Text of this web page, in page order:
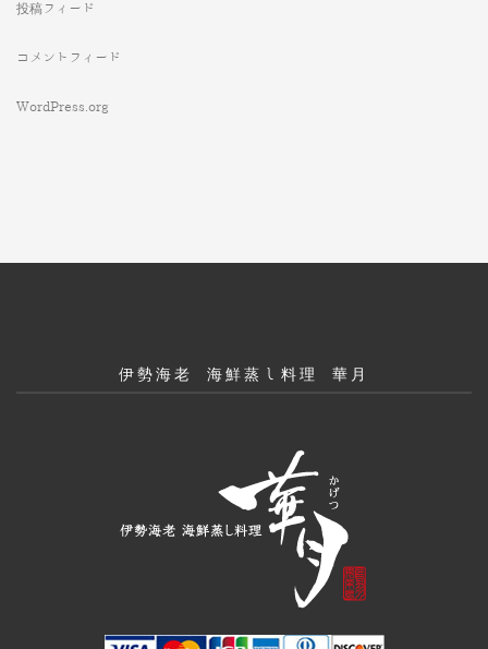
投稿フィード
コメントフィード
WordPress.org
伊勢海老 海鮮蒸し料理 華月